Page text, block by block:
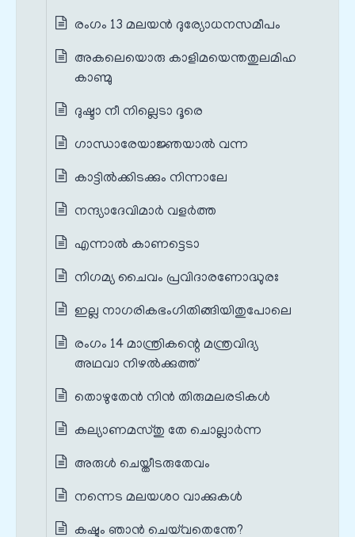
രംഗം 13 മലയൻ ദുര്യോധനസമീപം
അകലെയൊരു കാളിമയെന്തതുലമിഹ
കാണ്മു
ദുഷ്ടാ നീ നില്ലെടാ ദൂരെ
ഗാന്ധാരേയാജ്ഞയാൽ വന്ന
കാട്ടിൽക്കിടക്കും നിന്നാലേ
നന്ദ്യാദേവിമാർ വളർത്ത
എന്നാൽ കാണട്ടെടാ
നിഗമ്യ ചൈവം പ്രവിദാരണോദ്ധുരഃ
ഇല്ല നാഗരികഭംഗിതിങ്ങിയിതുപോലെ
രംഗം 14 മാന്ത്രികന്റെ മന്ത്രവിദ്യ
അഥവാ നിഴൽക്കുത്ത്
തൊഴുതേൻ നിൻ തിരുമലരടികൾ
കല്യാണമസ്തു തേ ചൊല്ലാർന്ന
അരുൾ ചെയ്തീടരുതേവം
നന്നെട മലയശഠ വാക്കുകൾ
കഷ്ടം ഞാൻ ചെയ്‌വതെന്തേ?